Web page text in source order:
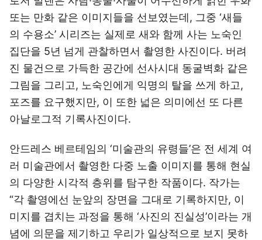
또는 만화 같은 이미지들을 선보였는데, 그중 ‘새들
의 수용소’ 시리즈는 실제로 새와 함께 사는 노숙인
집단을 5년 넘게 관찰하면서 촬영한 사진이다. 버려
진 물건으로 가득한 공간에 선사시대 동굴벽화 같은
그림을 그리고, 노숙인에게 익명의 탈을 쓰게 하고,
포즈를 요구했지만, 이 또한 넓은 의미에선 또 다른
아날로그적 기록사진이다.
안드레스 베르테임의 ‘미술관의 유령들’은 전 세계 여
러 미술관에서 촬영한 다중 노출 이미지를 통해 현실
의 다양한 시각적 층위를 탐구한 작품이다. 작가는
“각 촬영에선 눈앞의 장면을 그대로 기록하지만, 이
미지를 겹치는 과정을 통해 ‘사진의 진실성’이라는 개
념에 의문을 제기하고 우리가 일상적으로 보지 못하